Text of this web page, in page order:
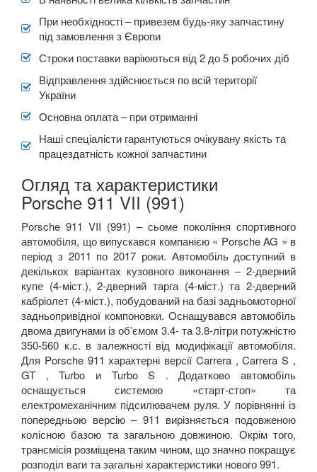
При необхідності – привезем будь-яку запчастину
під замовлення з Європи
Строки поставки варіюються від 2 до 5 робочих діб
Відправлення здійснюється по всій території
України
Основна оплата – при отриманні
Наші спеціалісти гарантуються очікувану якість та
працездатність кожної запчастини
Огляд та характеристики
Porsche 911 VII (991)
Porsche 911 VII (991) – сьоме покоління спортивного
автомобіля, що випускався компанією « Porsche AG » в
період з 2011 по 2017 роки. Автомобіль доступний в
декількох варіантах кузовного виконання – 2-дверний
купе (4-міст.), 2-дверний тарга (4-міст.) та 2-дверний
кабріолет (4-міст.), побудований на базі задньомоторної
задньопривідної компоновки. Оснащувався автомобіль
двома двигунами із об’ємом 3.4- та 3.8-літри потужністю
350-560 к.с. в залежності від модифікації автомобіля.
Для Porsche 911 характерні версії Carrera , Carrera S ,
GT , Turbo и Turbo S . Додатково автомобіль
оснащується системою «старт-стоп» та
електромеханічним підсилювачем руля. У порівнянні із
попередньою версію – 911 вирізняється подовженою
колісною базою та загальною довжиною. Окрім того,
трансмісія розміщена таким чином, що значно покращує
розподіл ваги та загальні характеристики нового 991.